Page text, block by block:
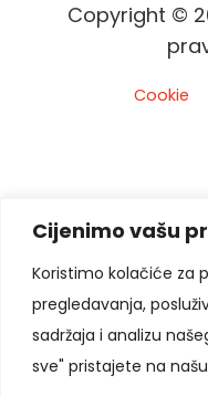
Cijenimo vašu
Koristimo kolačiće za
pregledavanja,
sadržaja i analizu
sve" pristajete na
Copyright ©
Cookie